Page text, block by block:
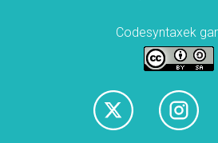
Codesyntaxek